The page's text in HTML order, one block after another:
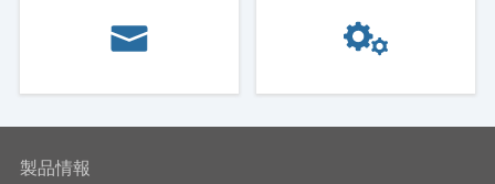
製品情報